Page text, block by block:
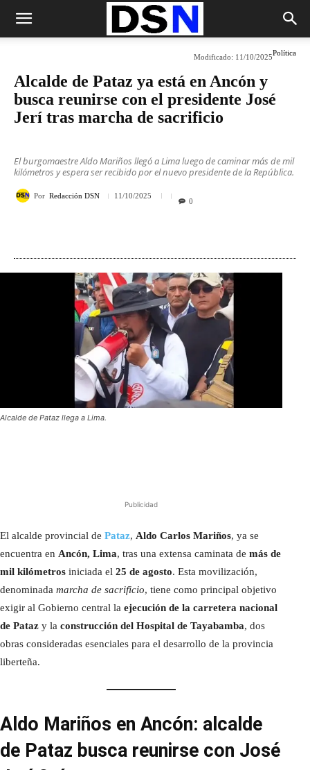
Política
Modificado: 11/10/2025
Alcalde de Pataz ya está en Ancón y
busca reunirse con el presidente José
Jerí tras marcha de sacrificio
El burgomaestre Aldo Mariños llegó a Lima luego de caminar más de mil
kilómetros y espera ser recibido por el nuevo presidente de la República.
Por Redacción DSN 11/10/2025
0
Alcalde de Pataz llega a Lima.
Publicidad
El alcalde provincial de Pataz, Aldo Carlos Mariños, ya se
encuentra en Ancón, Lima, tras una extensa caminata de más de
mil kilómetros iniciada el 25 de agosto. Esta movilización,
denominada marcha de sacrificio, tiene como principal objetivo
exigir al Gobierno central la ejecución de la carretera nacional
de Pataz y la construcción del Hospital de Tayabamba, dos
obras consideradas esenciales para el desarrollo de la provincia
liberteña.
Aldo Mariños en Ancón: alcalde
de Pataz busca reunirse con José